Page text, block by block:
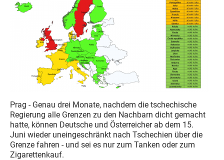
Prag - Genau drei Monate, nachdem die tschechische
Regierung alle Grenzen zu den Nachbarn dicht gemacht
hatte, können Deutsche und Österreicher ab dem 15.
Juni wieder uneingeschränkt nach Tschechien über die
Grenze fahren - und sei es nur zum Tanken oder zum
Zigarettenkauf.